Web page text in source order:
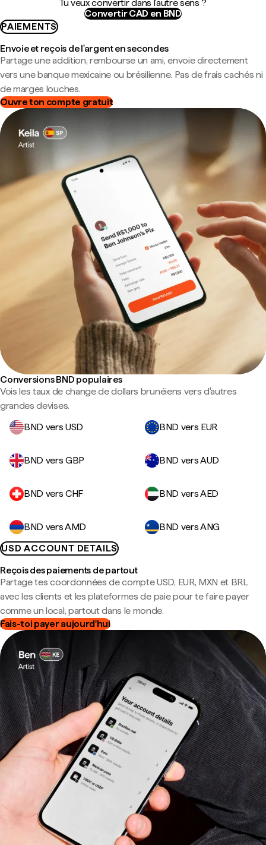
Tu veux convertir dans l'autre sens ?
Convertir CAD en BND
PAIEMENTS
Envoie et reçois de l'argent en secondes
Partage une addition, rembourse un ami, envoie directement
vers une banque mexicaine ou brésilienne. Pas de frais cachés ni
de marges louches.
Ouvre ton compte gratuit
Conversions BND populaires
Vois les taux de change de dollars brunéiens vers d'autres
grandes devises.
BND vers USD
BND vers EUR
BND vers GBP BND vers AUD
BND vers CHF BND vers AED
BND vers AMD
BND vers ANG
USD ACCOUNT DETAILS
Reçois des paiements de partout
Partage tes coordonnées de compte USD, EUR, MXN et BRL
avec les clients et les plateformes de paie pour te faire payer
comme un local, partout dans le monde.
Fais-toi payer aujourd'hui